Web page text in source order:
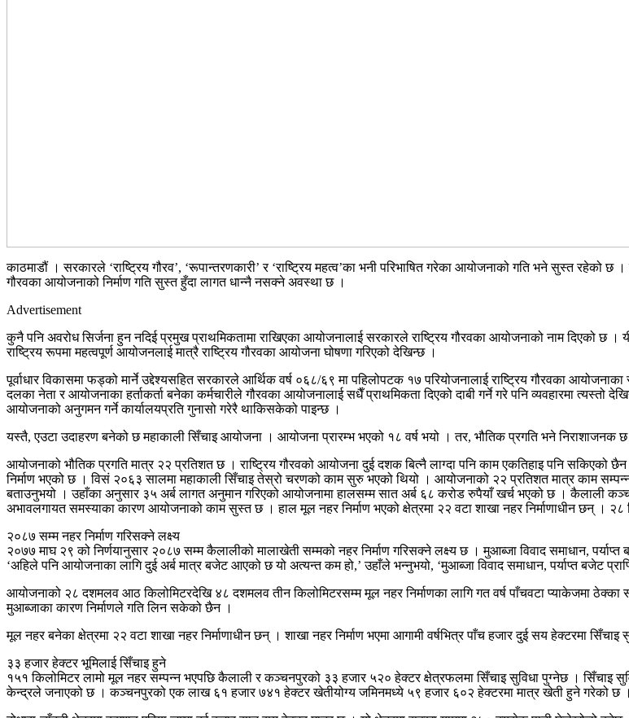
काठमाडौं । सरकारले ‘राष्ट्रिय गौरव’, ‘रूपान्तरणकारी’ र ‘राष्ट्रिय महत्व’का भनी परिभाषित गरेका आयोजनाको गति भने सुस्त रहेको
गौरवका आयोजनाको निर्माण गति सुस्त हुँदा लागत धान्नै नसक्ने अवस्था छ ।
Advertisement
कुनै पनि अवरोध सिर्जना हुन नदिई प्रमुख प्राथमिकतामा राखिएका आयोजनालाई सरकारले राष्ट्रिय गौरवका आयोजनाको नाम दिएको छ ।
राष्ट्रिय रूपमा महत्वपूर्ण आयोजनलाई मात्रै राष्ट्रिय गौरवका आयोजना घोषणा गरिएको देखिन्छ ।
पूर्वाधार विकासमा फड्को मार्ने उद्देश्यसहित सरकारले आर्थिक वर्ष ०६८/६९ मा पहिलोपटक १७ परियोजनालाई राष्ट्रिय गौरवका
दलका नेता र आयोजनाका हर्ताकर्ता बनेका कर्मचारीले गौरवका आयोजनालाई सधैँ प्राथमिकता दिएको दाबी गर्ने गरे पनि व्यवहारमा
आयोजनाको अनुगमन गर्ने कार्यालयप्रति गुनासो गरेरै थाकिसकेको पाइन्छ ।
यस्तै, एउटा उदाहरण बनेको छ महाकाली सिँचाइ आयोजना । आयोजना प्रारम्भ भएको १८ वर्ष भयो । तर, भौतिक प्रगति भने निराशाजनक छ
आयोजनाको भौतिक प्रगति मात्र २२ प्रतिशत छ । राष्ट्रिय गौरवको आयोजना दुई दशक बित्नै लाग्दा पनि काम एकतिहाइ पनि
निर्माण भएको छ । विसं २०६३ सालमा महाकाली सिँचाइ तेस्रो चरणको काम सुरु भएको थियो । आयोजनाको २२ प्रतिशत मात्र काम
बताउनुभयो । उहाँका अनुसार ३५ अर्ब लागत अनुमान गरिएको आयोजनामा हालसम्म सात अर्ब ६८ करोड रुपैयाँ खर्च भएको छ । कैलाली
अभावलगायत समस्याका कारण आयोजनाको काम सुस्त छ । हाल मूल नहर निर्माण भएको क्षेत्रमा २२ वटा शाखा नहर निर्माणाधीन छन् ।
२०८७ सम्म नहर निर्माण गरिसक्ने लक्ष्य
२०७७ माघ २९ को निर्णयानुसार २०८७ सम्म कैलालीको मालाखेती सम्मको नहर निर्माण गरिसक्ने लक्ष्य छ । मुआब्जा विवाद समाधान, पर्याप्त
‘अहिले पनि आयोजनाका लागि दुई अर्ब मात्र बजेट आएको छ यो अत्यन्त कम हो,’ उहाँले भन्नुभयो, ‘मुआब्जा विवाद समाधान, पर्याप्त बजेट
आयोजनाको २८ दशमलव आठ किलोमिटरदेखि ४८ दशमलव तीन किलोमिटरसम्म मूल नहर निर्माणका लागि गत वर्ष पाँचवटा प्याकेजमा ठेक्का
मुआब्जाका कारण निर्माणले गति लिन सकेको छैन ।
मूल नहर बनेका क्षेत्रमा २२ वटा शाखा नहर निर्माणाधीन छन् । शाखा नहर निर्माण भएमा आगामी वर्षभित्र पाँच हजार दुई सय हेक्टरमा
३३ हजार हेक्टर भूमिलाई सिँचाइ हुने
१५१ किलोमिटर लामो मूल नहर सम्पन्न भएपछि कैलाली र कञ्चनपुरको ३३ हजार ५२० हेक्टर क्षेत्रफलमा सिँचाइ सुविधा पुग्नेछ । सिँचाइ
केन्द्रले जनाएको छ । कञ्चनपुरको एक लाख ६१ हजार ७४१ हेक्टर खेतीयोग्य जमिनमध्ये ५९ हजार ६०२ हेक्टरमा मात्र खेती हुने गरेको छ ।